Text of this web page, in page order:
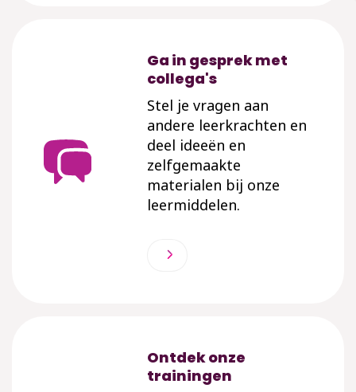
Ga in gesprek met
collega's
Stel je vragen aan
andere leerkrachten en
deel ideeën en
zelfgemaakte
materialen bij onze
leermiddelen.
Ontdek onze
trainingen